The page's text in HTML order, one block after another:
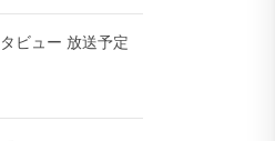
ビュー 放送予定